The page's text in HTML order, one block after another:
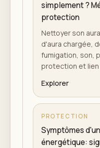
simplement ?
protection
Nettoyer son
d'aura chargée,
fumigation, son,
protection et lien
Explorer
PROTECTION
Symptômes
énergétique: